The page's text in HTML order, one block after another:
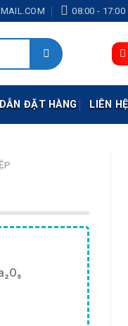
08:00 - 17:00
ĐẶT HÀNG LIÊN